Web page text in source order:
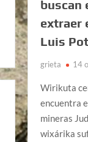
buscan
extraer
Luis
grieta 14
Wirikuta
encuentra
mineras
wixárika